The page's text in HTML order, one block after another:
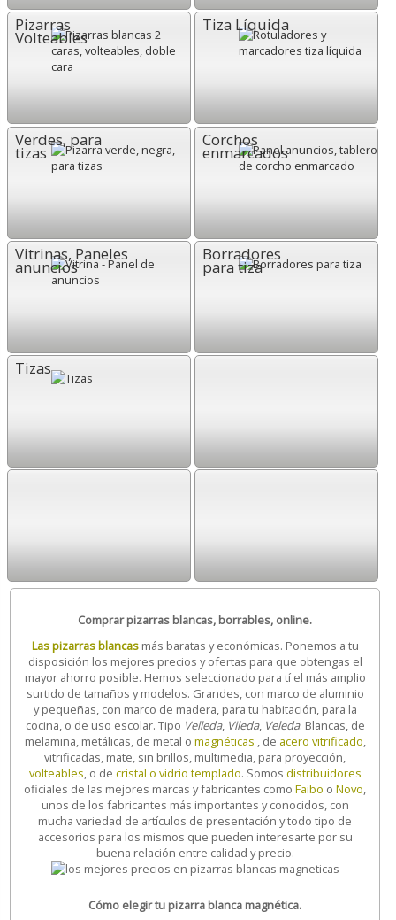
Pizarras
Volteables
Tiza Líquida
Verdes, para
tizas
Corchos
enmarcados
Vitrinas, Paneles
anuncios
Borradores
para tiza
Tizas
Comprar pizarras blancas, borrables, online.
Las pizarras blancasmás baratas y económicas. Ponemos a tu
disposición los mejores precios y ofertas para que obtengas el
mayor ahorro posible. Hemos seleccionado para tí el más amplio
surtido de tamaños y modelos. Grandes, con marco de aluminio
y pequeñas, con marco de madera, para tu habitación, para la
cocina, o de uso escolar. Tipo Velleda, Vileda, Veleda. Blancas, de
melamina, metálicas, de metal o magnéticas , de acero vitrificado
vitrificadas, mate, sin brillos, multimedia, para proyección,
volteables , o de cristal o vidrio templado. Somos distribuidores
oficiales de las mejores marcas y fabricantes comoFaibo oNovo
unos de los fabricantes más importantes y conocidos, con
mucha variedad de artículos de presentación y todo tipo de
accesorios para los mismos que pueden interesarte por su
buena relación entre calidad y precio.
Cómo elegir tu pizarra blanca magnética.